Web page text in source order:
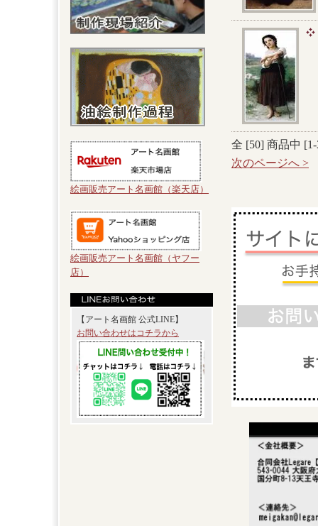
絵画販売アート名画館（楽天店）
絵画販売アート名画館（ヤフー
店）
【アート名画館 公式LINE】
お問い合わせはコチラから
全 [50] 商品中 [1-
次のページへ >